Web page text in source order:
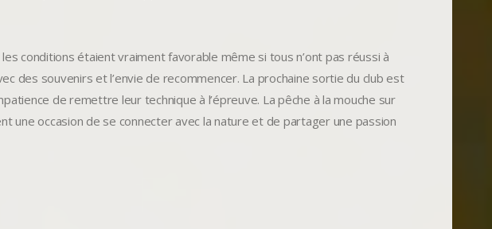
conditions étaient vraiment favorable même si tous n’ont pas réussi à
des souvenirs et l’envie de recommencer. La prochaine sortie du club est
de remettre leur technique à l’épreuve. La pêche à la mouche sur
une occasion de se connecter avec la nature et de partager une passion